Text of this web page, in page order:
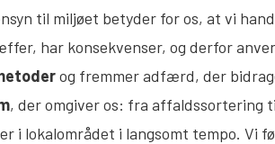
til miljøet betyder for os, at vi
har konsekvenser, og derfor
og fremmer adfærd, der
, der omgiver os: fra affaldssortering
i lokalområdet i langsomt tempo. Vi